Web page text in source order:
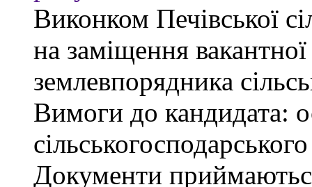
Виконком Печівської
на заміщення
землевпорядника
Вимоги до кандидата:
Документи